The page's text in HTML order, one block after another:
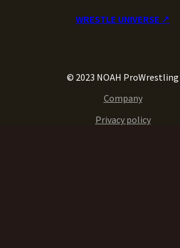
WRESTLE UNIVERSE ↗︎
© 2023 NOAH ProWrestling
Company
Privacy policy